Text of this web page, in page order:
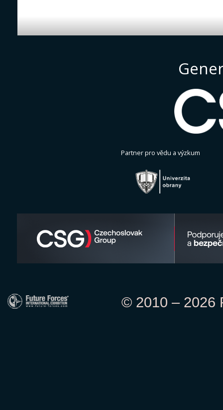
Partner pro vědu a výzkum
© 2010 – 2026